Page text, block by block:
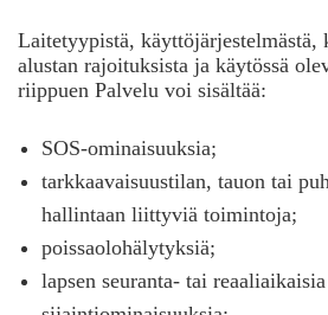
Laitetyypistä, käyttöjärjestelmästä,
alustan rajoituksista ja käytössä
riippuen Palvelu voi sisältää:
SOS-ominaisuuksia;
tarkkaavaisuustilan, tauon tai
hallintaan liittyviä toimintoja;
poissaolohälytyksiä;
lapsen seuranta- tai reaaliaikaisia